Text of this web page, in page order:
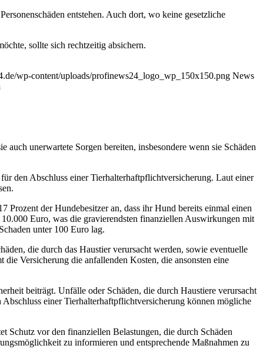
entstehen. Auch dort, wo keine gesetzliche
sollte sich rechtzeitig absichern.
wp-content/uploads/profinews24_logo_wp_150x150.png News
unerwartete Sorgen bereiten, insbesondere wenn sie Schäden
den Abschluss einer Tierhalterhaftpflichtversicherung. Laut einer
der Hundebesitzer an, dass ihr Hund bereits einmal einen
Euro, was die gravierendsten finanziellen Auswirkungen mit
unter 100 Euro lag.
die durch das Haustier verursacht werden, sowie eventuelle
Versicherung die anfallenden Kosten, die ansonsten eine
beiträgt. Unfälle oder Schäden, die durch Haustiere verursacht
einer Tierhalterhaftpflichtversicherung können mögliche
Schutz vor den finanziellen Belastungen, die durch Schäden
zu informieren und entsprechende Maßnahmen zu